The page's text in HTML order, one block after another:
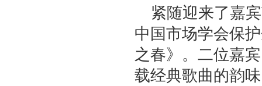
紧随迎来了嘉
中国市场学会保
之春》。二位嘉
载经典歌曲的韵